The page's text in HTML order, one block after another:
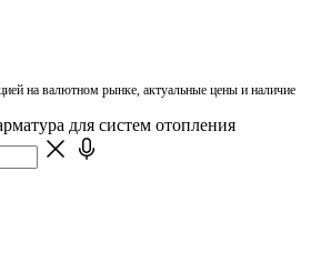
на валютном рынке, актуальные цены и наличие
для систем отопления